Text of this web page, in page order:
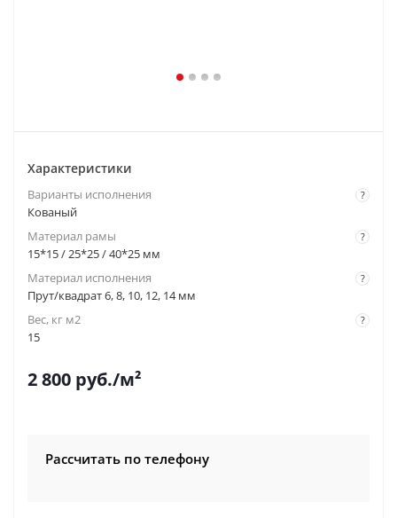
Характеристики
?
Варианты исполнения
Кованый
?
Материал рамы
15*15 / 25*25 / 40*25 мм
?
Материал исполнения
Прут/квадрат 6, 8, 10, 12, 14 мм
?
Вес, кг м2
15
2 800 руб./м²
Рассчитать по телефону